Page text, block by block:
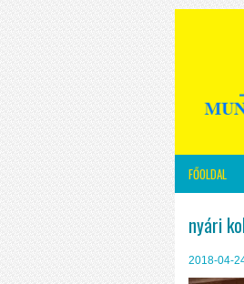
FŐOLDAL
nyári
2018-04-